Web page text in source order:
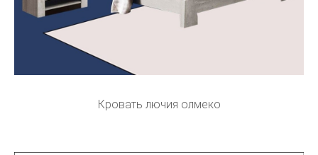
Кровать лючия олмеко